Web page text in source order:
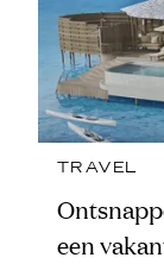
TRAVEL
een